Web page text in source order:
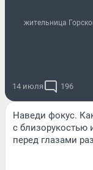
жительница
14 июля 196
Наведи фокус.
с близорукостью
перед глазами